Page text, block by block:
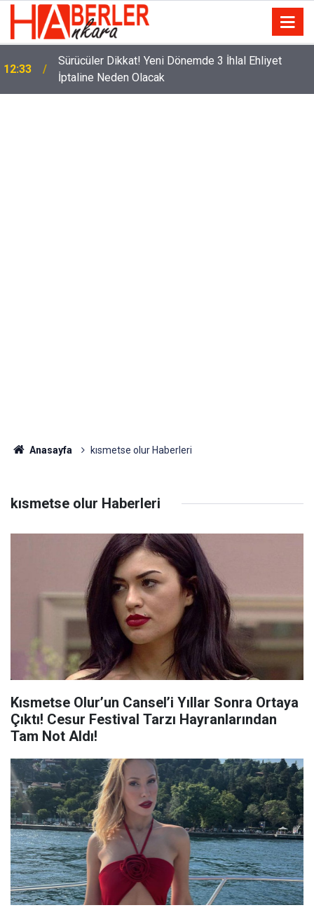
12:13
Eminevim, Katılımevim, Fuzulev ve Birevim İçin Yeni
Karar! Teslim Süresi Uzadı, Ödeme Kuralları Değişti
Anasayfa kısmetse olur Haberleri
kısmetse olur Haberleri
Kısmetse Olur’un Cansel’i Yıllar Sonra Ortaya
Çıktı! Cesur Festival Tarzı Hayranlarından
Tam Not Aldı!